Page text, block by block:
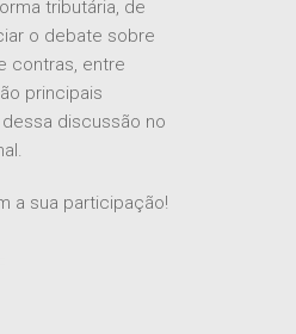
detalhada de
relativos à tão
tributária, de
o debate sobre
contras, entre
principais
a sua participação!